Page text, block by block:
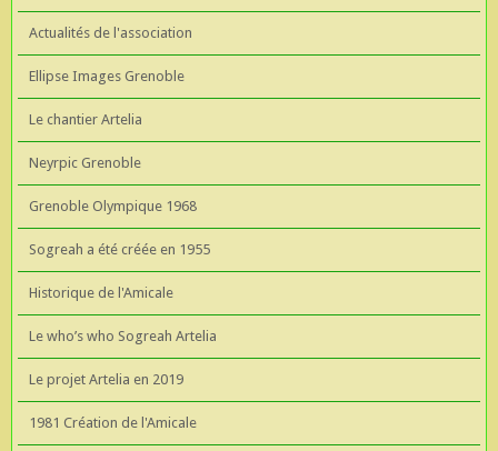
Actualités de l'association
Ellipse Images Grenoble
Le chantier Artelia
Neyrpic Grenoble
Grenoble Olympique 1968
Sogreah a été créée en 1955
Historique de l'Amicale
Le who’s who Sogreah Artelia
Le projet Artelia en 2019
1981 Création de l'Amicale